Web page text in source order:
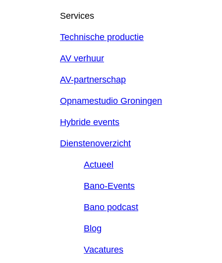
Services
Technische productie
AV verhuur
AV-partnerschap
Opnamestudio Groningen
Hybride events
Dienstenoverzicht
Actueel
Bano-Events
Bano podcast
Blog
Vacatures